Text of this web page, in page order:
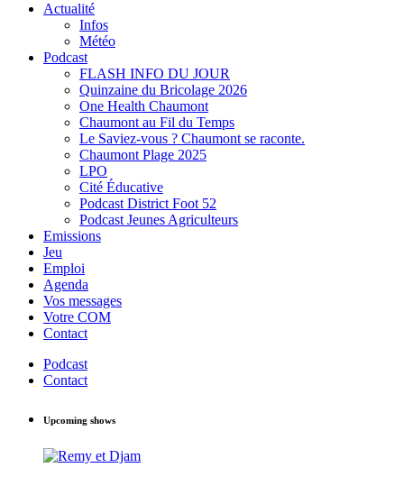
Actualité
Infos
Météo
Podcast
FLASH INFO DU JOUR
Quinzaine du Bricolage 2026
One Health Chaumont
Chaumont au Fil du Temps
Le Saviez-vous ? Chaumont se raconte.
Chaumont Plage 2025
LPO
Cité Éducative
Podcast District Foot 52
Podcast Jeunes Agriculteurs
Emissions
Jeu
Emploi
Agenda
Vos messages
Votre COM
Contact
Podcast
Contact
Upcoming shows